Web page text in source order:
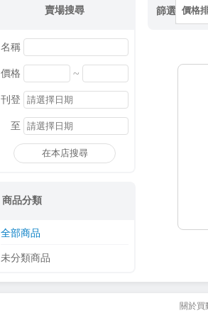
賣場搜尋
名稱
價格 ~
刊登
至
在本店搜尋
商品分類
全部商品
未分類商品
篩選 價格
關於買